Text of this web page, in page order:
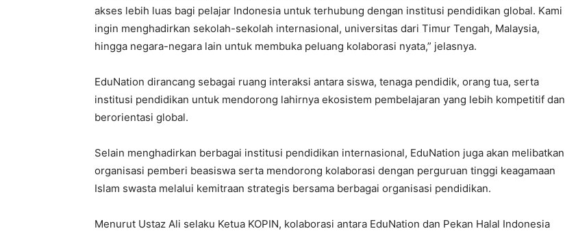
akses lebih luas bagi pelajar Indonesia untuk terhubung dengan institusi pendidikan global. Kami
ingin menghadirkan sekolah-sekolah internasional, universitas dari Timur Tengah, Malaysia,
hingga negara-negara lain untuk membuka peluang kolaborasi nyata,” jelasnya.
EduNation dirancang sebagai ruang interaksi antara siswa, tenaga pendidik, orang tua, serta
institusi pendidikan untuk mendorong lahirnya ekosistem pembelajaran yang lebih kompetitif dan
berorientasi global.
Selain menghadirkan berbagai institusi pendidikan internasional, EduNation juga akan melibatkan
organisasi pemberi beasiswa serta mendorong kolaborasi dengan perguruan tinggi keagamaan
Islam swasta melalui kemitraan strategis bersama berbagai organisasi pendidikan.
Menurut Ustaz Ali selaku Ketua KOPIN, kolaborasi antara EduNation dan Pekan Halal Indonesia